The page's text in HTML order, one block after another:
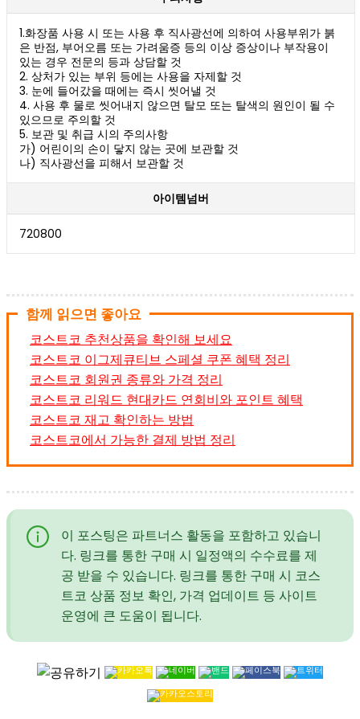
1.화장품 사용 시 또는 사용 후 직사광선에 의하여 사용부위가 붉
은 반점, 부어오름 또는 가려움증 등의 이상 증상이나 부작용이
있는 경우 전문의 등과 상담할 것
2. 상처가 있는 부위 등에는 사용을 자제할 것
3. 눈에 들어갔을 때에는 즉시 씻어낼 것
4. 사용 후 물로 씻어내지 않으면 탈모 또는 탈색의 원인이 될 수
있으므로 주의할 것
5. 보관 및 취급 시의 주의사항
가) 어린이의 손이 닿지 않는 곳에 보관할 것
나) 직사광선을 피해서 보관할 것
아이템넘버
720800
함께 읽으면 좋아요
코스트코 추천상품을 확인해 보세요
코스트코 이그제큐티브 스페셜 쿠폰 혜택 정리
코스트코 회원권 종류와 가격 정리
코스트코 리워드 현대카드 연회비와 포인트 혜택
코스트코 재고 확인하는 방법
코스트코에서 가능한 결제 방법 정리
이 포스팅은 파트너스 활동을 포함하고 있습니
다. 링크를 통한 구매 시 일정액의 수수료를 제
공 받을 수 있습니다. 링크를 통한 구매 시 코스
트코 상품 정보 확인, 가격 업데이트 등 사이트
운영에 큰 도움이 됩니다.